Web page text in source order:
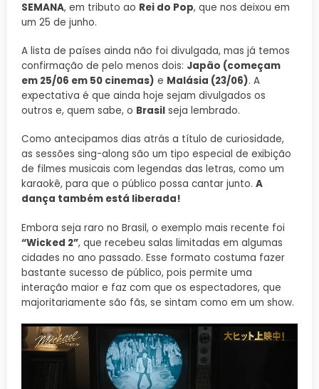
SEMANA, em tributo ao Rei do Pop, que nos deixou em
um 25 de junho.
A lista de países ainda não foi divulgada, mas já temos
confirmação de pelo menos dois: Japão (começam
em 25/06 em 50 cinemas) e Malásia (23/06). A
expectativa é que ainda hoje sejam divulgados os
outros e, quem sabe, o Brasil seja lembrado.
Como antecipamos dias atrás a título de curiosidade,
as sessões sing-along são um tipo especial de exibição
de filmes musicais com legendas das letras, como um
karaokê, para que o público possa cantar junto. A
dança também está liberada!
Embora seja raro no Brasil, o exemplo mais recente foi
“Wicked 2”, que recebeu salas limitadas em algumas
cidades no ano passado. Esse formato costuma fazer
bastante sucesso de público, pois permite uma
interação maior e faz com que os espectadores, que
majoritariamente são fãs, se sintam como em um show.